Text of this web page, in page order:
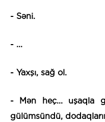
- Səni.
- ...
- Yaxşı, sağ ol.
- Mən heç... uşaqla
gülümsündü,